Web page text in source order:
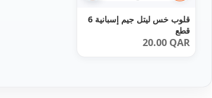
قلوب خس ليتل جيم إسبانية 6
قطع
20.00 QAR